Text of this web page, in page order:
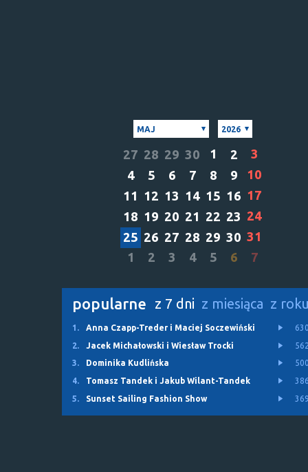
MAJ 2026
27 28 29 30 1 2
3
4
5 6 7 8 9
10
11 12 13 14 15 16 17
18 19 20 21 22 23 24
25 26 27 28 29 30 31
1
2 3 4 5 6 7
popularne z 7 dni z miesiąca z
1. Anna Czapp-Treder i Maciej Soczewiński
2.
Jacek Michałowski i Wiesław Trocki
3.
Dominika Kudlińska
4.
Tomasz Tandek i Jakub Wilant-Tandek
5.
Sunset Sailing Fashion Show